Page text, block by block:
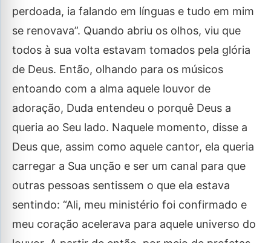
perdoada, ia falando em línguas e tudo em mim
se renovava”. Quando abriu os olhos, viu que
todos à sua volta estavam tomados pela glória
de Deus. Então, olhando para os músicos
entoando com a alma aquele louvor de
adoração, Duda entendeu o porquê Deus a
queria ao Seu lado. Naquele momento, disse a
Deus que, assim como aquele cantor, ela queria
carregar a Sua unção e ser um canal para que
outras pessoas sentissem o que ela estava
sentindo: “Ali, meu ministério foi confirmado e
meu coração acelerava para aquele universo do